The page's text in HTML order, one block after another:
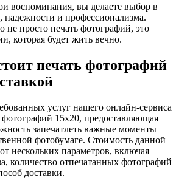
воспоминания, вы делаете выбор в
надежности и профессионализма.
не просто печать фотографий, это
которая будет жить вечно.
печать фотографий
услуг нашего онлайн-сервиса
фотографий 15х20, предоставляющая
запечатлеть важные моменты
фотобумаге. Стоимость данной
нескольких параметров, включая
количество отпечатанных фотографий
доставки.